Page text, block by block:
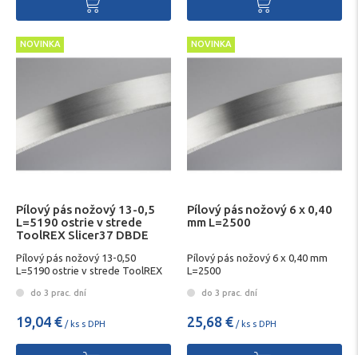
NOVINKA
Pílový pás nožový 13-0,5
L=5190 ostrie v strede
ToolREX Slicer37 DBDE
Pílový pás nožový 13-0,50
L=5190 ostrie v strede ToolREX
do 3 prac. dní
19,04 € / ks s DPH
NOVINKA
Pílový pás nožový 6 x 0,40
mm L=2500
Pílový pás nožový 6 x 0,40 mm
L=2500
do 3 prac. dní
25,68 € / ks s DPH